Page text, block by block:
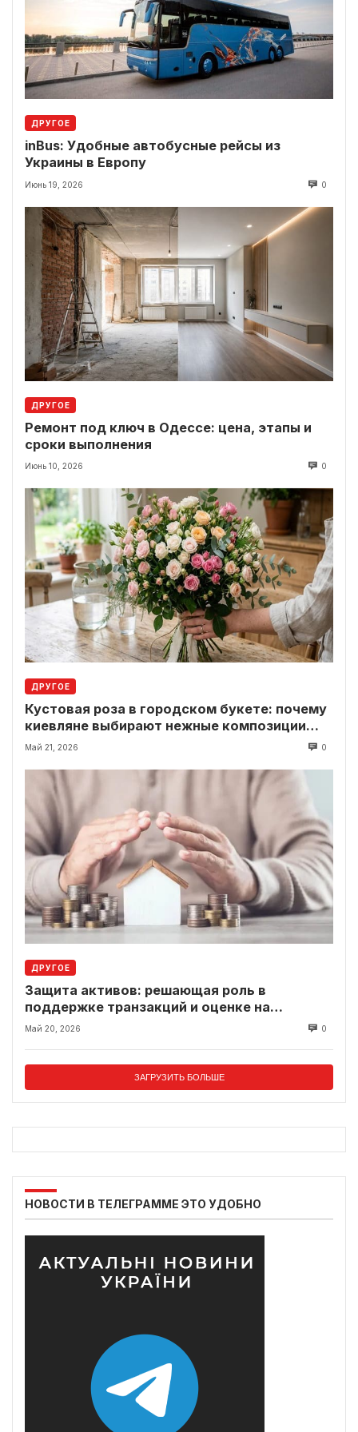
ДРУГОЕ
inBus: Удобные автобусные рейсы из
Украины в Европу
Июнь 19, 2026 0
ДРУГОЕ
Ремонт под ключ в Одессе: цена, этапы и
сроки выполнения
Июнь 10, 2026 0
ДРУГОЕ
Кустовая роза в городском букете: почему
киевляне выбирают нежные композиции
вместо классики
Май 21, 2026 0
ДРУГОЕ
Защита активов: решающая роль в
поддержке транзакций и оценке на
современном рынке
Май 20, 2026 0
ЗАГРУЗИТЬ БОЛЬШЕ
НОВОСТИ В ТЕЛЕГРАММЕ ЭТО УДОБНО